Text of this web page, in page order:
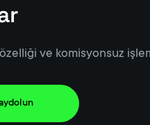
ve komisyonsuz